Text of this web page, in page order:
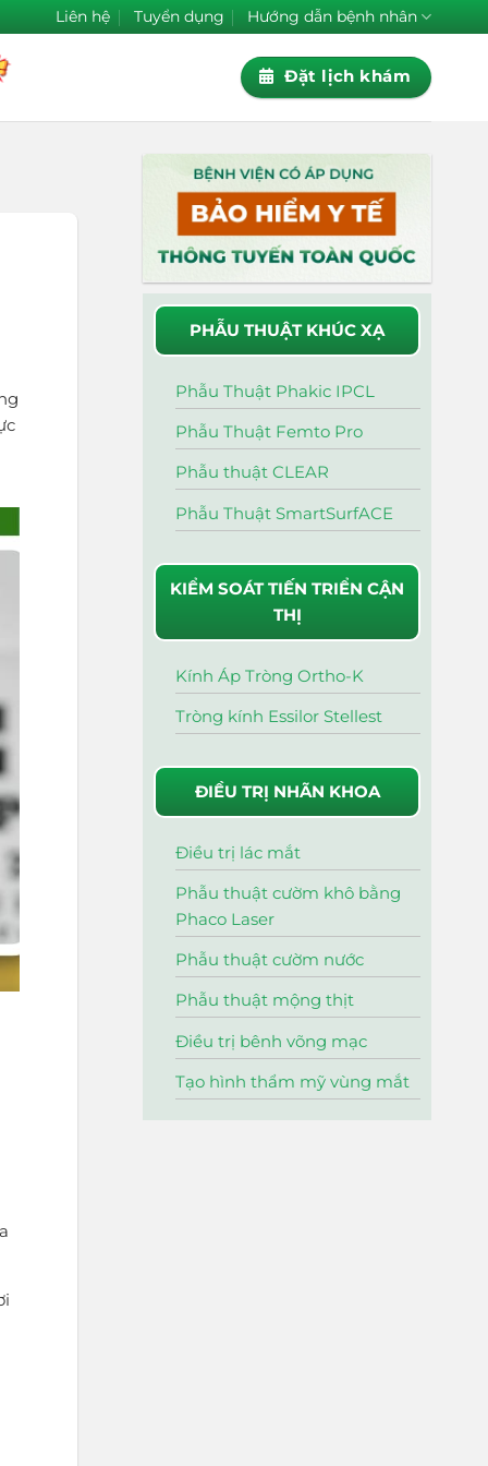
Liên hệ Tuyển dụng Hướng dẫn bệnh nhân
Đặt lịch khám
PHẪU THUẬT KHÚC XẠ
Phẫu Thuật Phakic IPCL
Phẫu Thuật Femto Pro
Phẫu thuật CLEAR
Phẫu Thuật SmartSurfACE
KIỂM SOÁT TIẾN TRIỂN CẬN
THỊ
Kính Áp Tròng Ortho-K
Tròng kính Essilor Stellest
ĐIỀU TRỊ NHÃN KHOA
Điều trị lác mắt
Phẫu thuật cườm khô bằng
Phaco Laser
Phẫu thuật cườm nước
Phẫu thuật mộng thịt
Điều trị bênh võng mạc
Tạo hình thẩm mỹ vùng mắt